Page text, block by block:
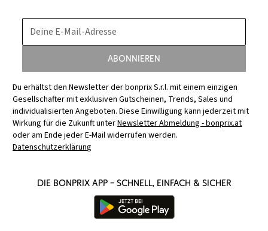
Deine E-Mail-Adresse
Abonnieren
Du erhältst den Newsletter der bonprix S.r.l. mit einem einzigen
Gesellschafter mit exklusiven Gutscheinen, Trends, Sales und
individualisierten Angeboten. Diese Einwilligung kann jederzeit mit
Wirkung für die Zukunft unterNewsletter Abmeldung - bonprix.at
oder am Ende jeder E-Mail widerrufen werden.
Datenschutzerklärung
Die bonprix App – schnell, einfach & sicher